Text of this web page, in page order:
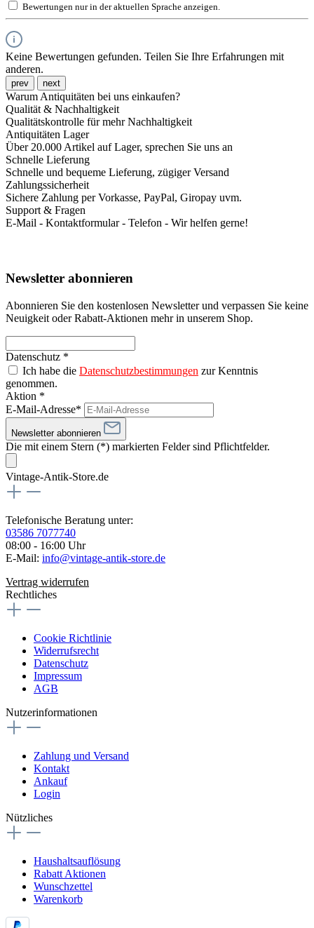
Bewertungen nur in der aktuellen Sprache anzeigen.
Keine Bewertungen gefunden. Teilen Sie Ihre Erfahrungen mit
anderen.
prev next
Warum Antiquitäten bei uns einkaufen?
Qualität & Nachhaltigkeit
Qualitätskontrolle für mehr Nachhaltigkeit
Antiquitäten Lager
Über 20.000 Artikel auf Lager, sprechen Sie uns an
Schnelle Lieferung
Schnelle und bequeme Lieferung, zügiger Versand
Zahlungssicherheit
Sichere Zahlung per Vorkasse, PayPal, Giropay uvm.
Support & Fragen
E-Mail - Kontaktformular - Telefon - Wir helfen gerne!
Newsletter abonnieren
Abonnieren Sie den kostenlosen Newsletter und verpassen Sie keine
Neuigkeit oder Rabatt-Aktionen mehr in unserem Shop.
Datenschutz *
Ich habe die Datenschutzbestimmungen zur Kenntnis
genommen.
Aktion *
E-Mail-Adresse*
Newsletter abonnieren
Die mit einem Stern (*) markierten Felder sind Pflichtfelder.
Vintage-Antik-Store.de
Telefonische Beratung unter:
03586 7077740
08:00 - 16:00 Uhr
E-Mail: info@vintage-antik-store.de
Vertrag widerrufen
Rechtliches
Cookie Richtlinie
Widerrufsrecht
Datenschutz
Impressum
AGB
Nutzerinformationen
Zahlung und Versand
Kontakt
Ankauf
Login
Nützliches
Haushaltsauflösung
Rabatt Aktionen
Wunschzettel
Warenkorb